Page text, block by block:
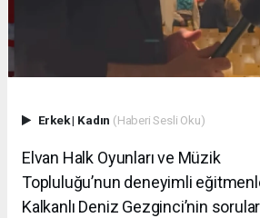
Erkek| Kadın (Haberi Sesli Oku)
Elvan Halk Oyunları ve Müzik
Topluluğu’nun deneyimli
Kalkanlı Deniz Gezginci’nin